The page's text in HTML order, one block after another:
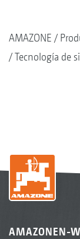
AMAZONE
Tecnología de
AMAZONEN-